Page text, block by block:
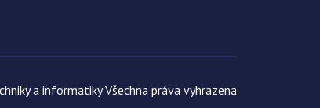
a informatiky Všechna práva vyhrazena